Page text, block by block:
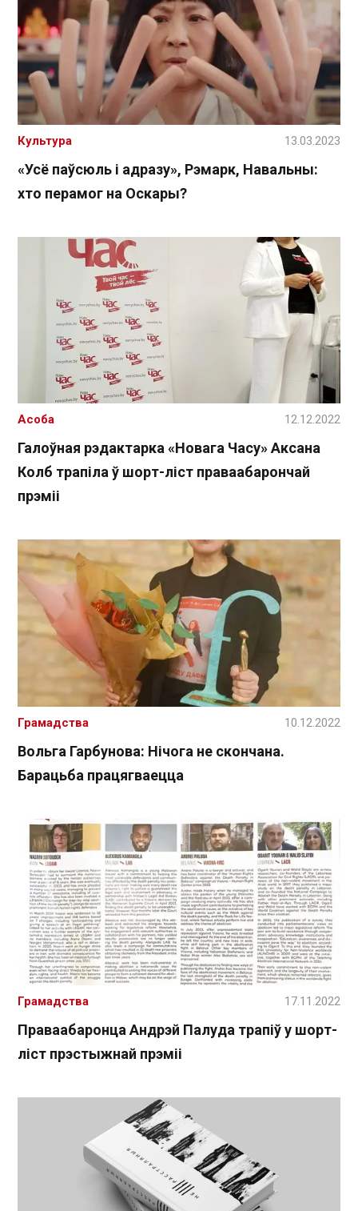
«Усё паўсюль і адразу», Рэмарк, Навальны:
хто перамог на Оскары?
Культура 13.03.2023
Галоўная рэдактарка «Новага Часу» Аксана
Колб трапіла ў шорт-ліст праваабарончай
прэміі
Асоба 12.12.2022
Вольга Гарбунова: Нічога не скончана.
Барацьба працягваецца
Грамадства 10.12.2022
Праваабаронца Андрэй Палуда трапіў у шорт-
ліст прэстыжнай прэміі
Грамадства 17.11.2022